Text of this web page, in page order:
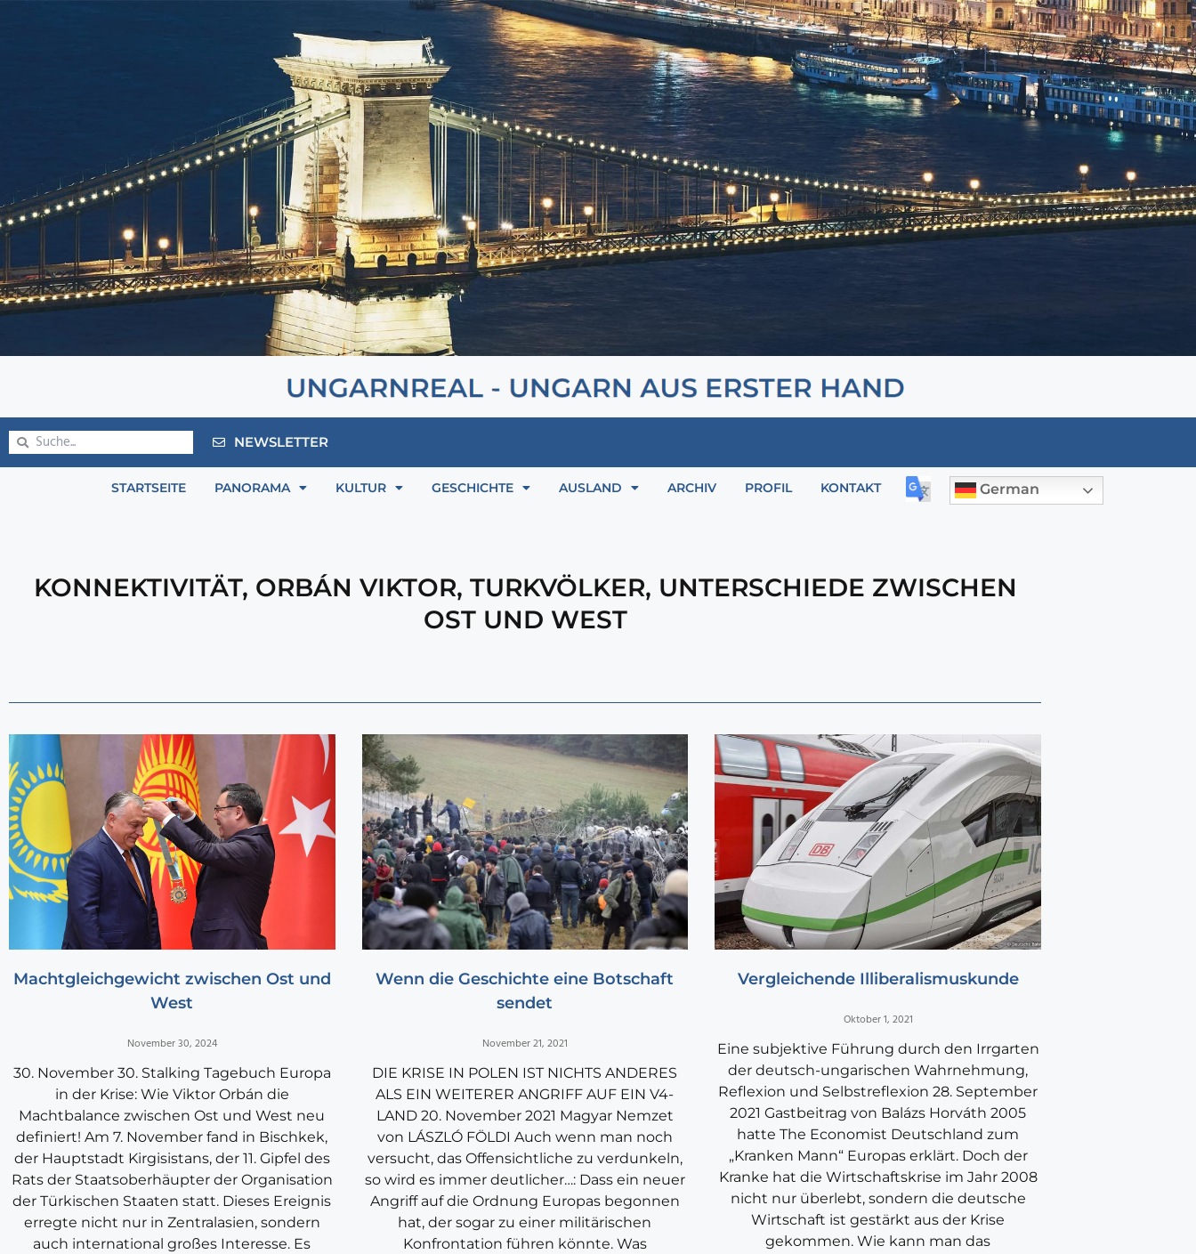
NEWSLETTER
STARTSEITE PANORAMA KULTUR GESCHICHTE AUSLAND ARCHIV PROFIL KONTAKT German
KONNEKTIVITÄT, ORBÁN VIKTOR, TURKVÖLKER, UNTERSCHIEDE ZWISCHEN
OST UND WEST
Machtgleichgewicht zwischen Ost und
West
November 30, 2024
30. November 30. Stalking Tagebuch Europa
in der Krise: Wie Viktor Orbán die
Machtbalance zwischen Ost und West neu
definiert! Am 7. November fand in Bischkek,
der Hauptstadt Kirgisistans, der 11. Gipfel des
Rats der Staatsoberhäupter der Organisation
der Türkischen Staaten statt. Dieses Ereignis
erregte nicht nur in Zentralasien, sondern
auch international großes Interesse. Es
Wenn die Geschichte eine Botschaft
sendet
November 21, 2021
DIE KRISE IN POLEN IST NICHTS ANDERES
ALS EIN WEITERER ANGRIFF AUF EIN V4-
LAND 20. November 2021 Magyar Nemzet
von LÁSZLÓ FÖLDI Auch wenn man noch
versucht, das Offensichtliche zu verdunkeln,
so wird es immer deutlicher…: Dass ein neuer
Angriff auf die Ordnung Europas begonnen
hat, der sogar zu einer militärischen
Konfrontation führen könnte. Was
Vergleichende Illiberalismuskunde
Oktober 1, 2021
Eine subjektive Führung durch den Irrgarten
der deutsch-ungarischen Wahrnehmung,
Reflexion und Selbstreflexion 28. September
2021 Gastbeitrag von Balázs Horváth 2005
hatte The Economist Deutschland zum
„Kranken Mann“ Europas erklärt. Doch der
Kranke hat die Wirtschaftskrise im Jahr 2008
nicht nur überlebt, sondern die deutsche
Wirtschaft ist gestärkt aus der Krise
gekommen. Wie kann man das